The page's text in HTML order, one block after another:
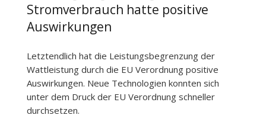
Stromverbrauch hatte positive
Auswirkungen
Letztendlich hat die Leistungsbegrenzung der
Wattleistung durch die EU Verordnung positive
Auswirkungen. Neue Technologien konnten sich
unter dem Druck der EU Verordnung schneller
durchsetzen.